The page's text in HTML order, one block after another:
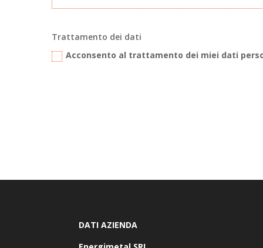
Trattamento dei dati
Acconsento al trattamento dei miei dati
DATI AZIENDA